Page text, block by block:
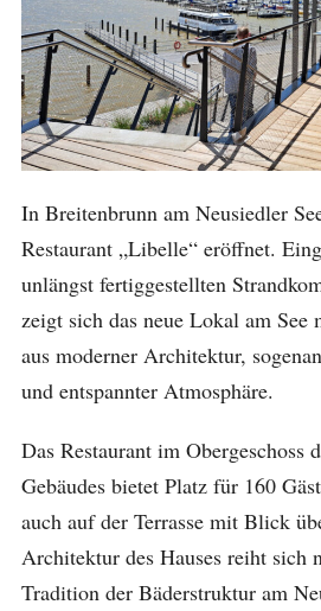
In Breitenbrunn am Neusiedler
Restaurant „Libelle“ eröffnet.
unlängst fertiggestellten
zeigt sich das neue Lokal am
aus moderner Architektur,
und entspannter Atmosphäre.
Das Restaurant im Obergeschoss
Gebäudes bietet Platz für 160
auch auf der Terrasse mit Blick
Architektur des Hauses reiht sich
Tradition der Bäderstruktur am